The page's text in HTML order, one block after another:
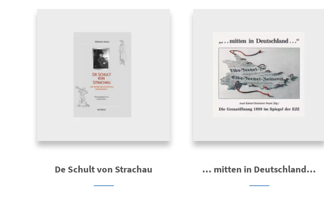
De Schult von Strachau … mitten in Deutschland…